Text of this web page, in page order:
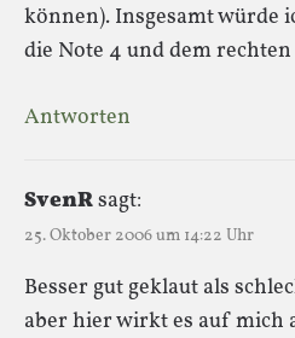
können). Insgesamt würde
die Note 4 und dem
Antworten
SvenRsagt:
25. Oktober 2006 um 14:22 Uhr
Besser gut geklaut als
aber hier wirkt es auf mich